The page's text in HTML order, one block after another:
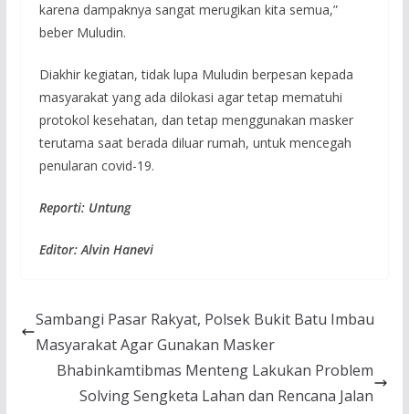
karena dampaknya sangat merugikan kita semua,”
beber Muludin.
Diakhir kegiatan, tidak lupa Muludin berpesan kepada
masyarakat yang ada dilokasi agar tetap mematuhi
protokol kesehatan, dan tetap menggunakan masker
terutama saat berada diluar rumah, untuk mencegah
penularan covid-19.
Reporti: Untung
Editor: Alvin Hanevi
Sambangi Pasar Rakyat, Polsek Bukit Batu Imbau
Masyarakat Agar Gunakan Masker
Bhabinkamtibmas Menteng Lakukan Problem
Solving Sengketa Lahan dan Rencana Jalan